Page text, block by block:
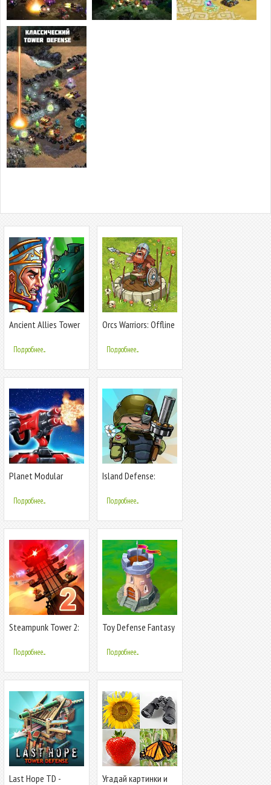
Ancient Allies Tower
Подробнее...
Orcs Warriors: Offline
Подробнее...
Planet Modular
TD.
Подробнее...
Island Defense:
Defense
Подробнее...
Steampunk Tower 2:
Defense Strategy
Подробнее...
Toy Defense Fantasy
Game
Подробнее...
Last Hope TD -
Угадай картинки и